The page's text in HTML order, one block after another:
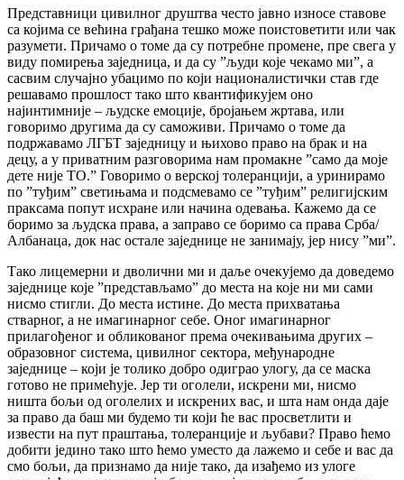
Представници цивилног друштва често јавно износе ставове
са којима се већина грађана тешко може поистоветити или чак
разумети. Причамо о томе да су потребне промене, пре свега у
виду помирења заједница, и да су ”људи које чекамо ми”, а
сасвим случајно убацимо по који националистички став где
решавамо прошлост тако што квантификујем оно
најинтимније – људске емоције, бројањем жртава, или
говоримо другима да су саможиви. Причамо о томе да
подржавамо ЛГБТ заједницу и њихово право на брак и на
децу, а у приватним разговорима нам промакне ”само да моје
дете није ТО.” Говоримо о верској толеранцији, а уринирамо
по ”туђим” светињама и подсмевамо се ”туђим” религијским
праксама попут исхране или начина одевања. Кажемо да се
боримо за људска права, а заправо се боримо са права Срба/
Албанаца, док нас остале заједнице не занимају, јер нису ”ми”.
Тако лицемерни и дволични ми и даље очекујемо да доведемо
заједнице које ”представљамо” до места на које ни ми сами
нисмо стигли. До места истине. До места прихватања
стварног, а не имагинарног себе. Оног имагинарног
прилагођеног и обликованог према очекивањима других –
образовног система, цивилног сектора, међународне
заједнице – који је толико добро одиграо улогу, да се маска
готово не примећује. Јер ти оголели, искрени ми, нисмо
ништа бољи од оголелих и искрених вас, и шта нам онда даје
за право да баш ми будемо ти који ће вас просветлити и
извести на пут праштања, толеранције и љубави? Право ћемо
добити једино тако што ћемо уместо да лажемо и себе и вас да
смо бољи, да признамо да није тако, да изађемо из улоге